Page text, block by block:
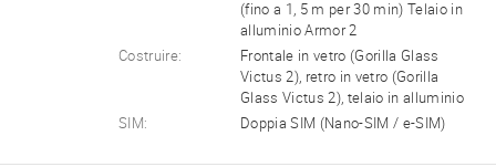
(fino a 1, 5 m per 30 min) Telaio in
alluminio Armor 2
Costruire:
Frontale in vetro (Gorilla Glass
Victus 2), retro in vetro (Gorilla
Glass Victus 2), telaio in alluminio
SIM:
Doppia SIM (Nano-SIM / e-SIM)